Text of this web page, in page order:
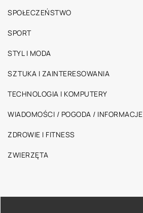
SPOŁECZEŃSTWO
SPORT
STYL I MODA
SZTUKA I ZAINTERESOWANIA
TECHNOLOGIA I KOMPUTERY
WIADOMOŚCI / POGODA / INFORMACJE
ZDROWIE I FITNESS
ZWIERZĘTA